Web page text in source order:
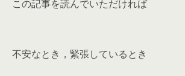
この記事を読んでいただければ
不安なとき，緊張しているとき